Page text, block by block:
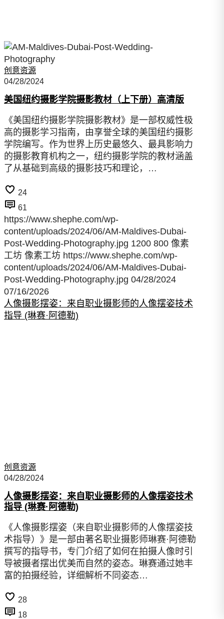
创意资源
04/28/2024
美国纽约摄影学院摄影教材（上下册）高清版
《美国纽约摄影学院摄影教材》是一部权威性极
高的摄影学习指南，由享誉全球的美国纽约摄影
学院编写。作为世界上历史最悠久、最具影响力
的摄影教育机构之一，纽约摄影学院的教材涵盖
了从基础到高级的摄影技巧和理论，…
24
61
https://www.shephe.com/wp-
content/uploads/2024/06/AM-Maldives-Dubai-
Post-Wedding-Photography.jpg 1200 800 像素
工坊 像素工坊 https://www.shephe.com/wp-
content/uploads/2024/06/AM-Maldives-Dubai-
Post-Wedding-Photography.jpg 04/28/2024
07/16/2026
人像摄影摆姿：来自职业摄影师的人像摆姿技术
指导 (琳赛·阿德勒)
创意资源
04/28/2024
人像摄影摆姿：来自职业摄影师的人像摆姿技术
指导 (琳赛·阿德勒)
《人像摄影摆姿（来自职业摄影师的人像摆姿技
术指导）》是一部由著名职业摄影师琳赛·阿德勒
撰写的指导书，专门介绍了如何在拍摄人像时引
导被摄者摆出优美而自然的姿态。琳赛通过她丰
富的拍摄经验，详细解析不同姿态…
28
18